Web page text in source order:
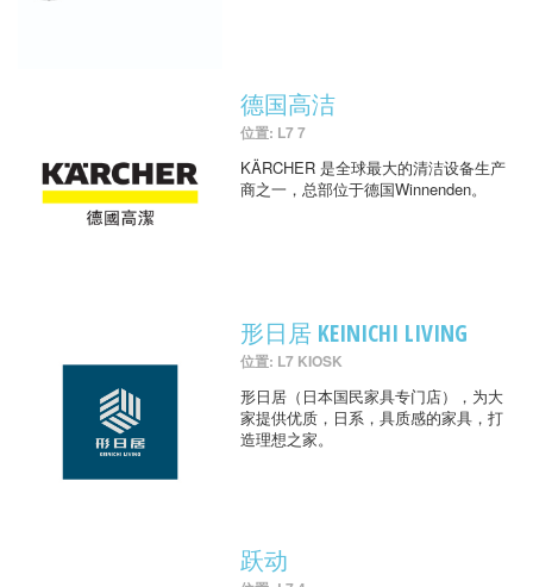
德国高洁
位置: L7 7
KÄRCHER 是全球最大的清洁设备生产
商之一，总部位于德国Winnenden。
形日居 KEINICHI LIVING
位置: L7 KIOSK
形日居（日本国民家具专门店），为大
家提供优质，日系，具质感的家具，打
造理想之家。
跃动